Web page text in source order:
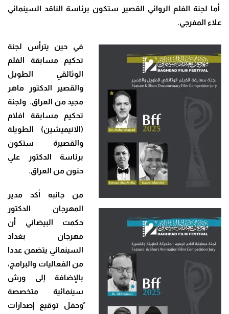
أما لجنة الفلم الروائي القصير ستكون برئاسة الناقد السينمائي
علاء المفرجي.
في حين يترأس لجنة
تحكيم مسابقة الفلم
الوثائقي الطويل
والقصير الدكتور ماهر
مجيد من العراق. ولجنة
تحكيم مسابقة افلام
(الانيميشين) الطويلة
والقصيرة ستكون
برئاسة الدكتور علي
حنون من العراق.
من جانبه أكد مدير
المهرجان الدكتور
حكمت البيضاني أن
مهرجان بغداد
السينمائي يتضمن عددا
من الفعاليات والبرامج،
بالإضافة إلى ورش
سينمائية متخصصة
ًوحفل توقيع إصدارات